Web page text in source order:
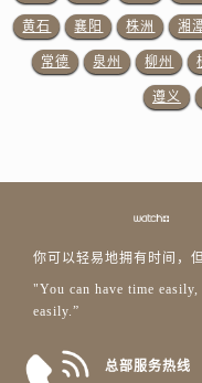
黄石 襄阳 株洲 湘
常德 泉州 柳州
遵义
你可以轻易地拥有时间，
"You can have time
easily.”
总部服务热线